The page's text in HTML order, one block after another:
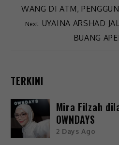
WANG DI ATM,
UYAINA ARSHAD
BUANG
TERKINI
Mira Filzah
OWNDAYS
2 Days Ago